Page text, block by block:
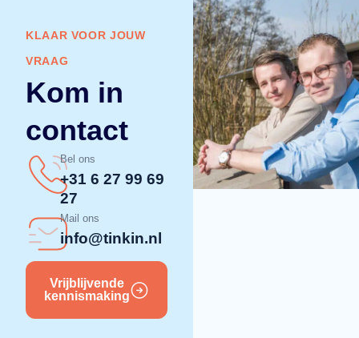
KLAAR VOOR JOUW
VRAAG
Kom in
contact
Bel ons
+31 6 27 99 69
27
Mail ons
info@tinkin.nl
Vrijblijvende
kennismaking